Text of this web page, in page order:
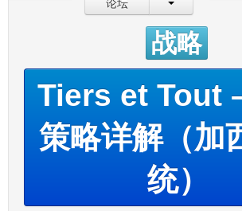
论坛
战略
Tiers et Tout
策略详解（加
统）